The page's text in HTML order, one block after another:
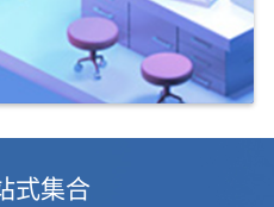
林科院、水科院等科研机
育机构。
式集合